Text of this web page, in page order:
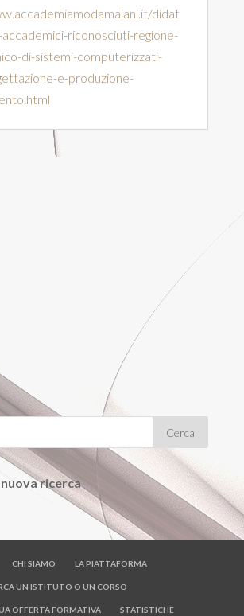
didat
riconosciuti-regione-
di-sistemi-computerizzati-
e-produzione-
ricerca
CHI SIAMO LA PIATTAFORMA
UN ISTITUTO O UN CORSO
OFFERTA FORMATIVA STATISTICHE